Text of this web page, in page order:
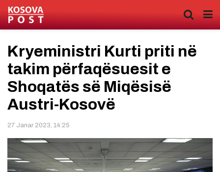
Kryeministri Kurti priti në
takim përfaqësuesit e
Shoqatës së Miqësisë
Austri-Kosovë
27 Janar 2023, 14:25